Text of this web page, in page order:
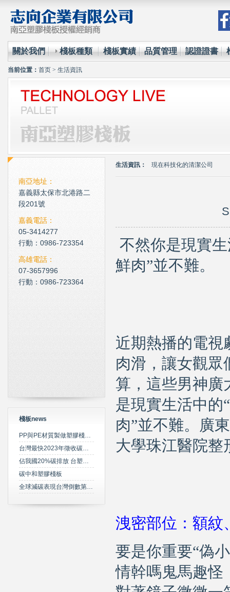
關於我們 棧板種類 棧板實績 品質管理 認證證書
当前位置： 首页 > 生活資訊
南亞地址：
嘉義縣太保市北港路二
段201號
嘉義電話：
05-3414277
行動：0986-723354
高雄電話：
07-3657996
行動：0986-723364
棧板news
PP與PE材質製做塑膠棧板之特性比較
台灣最快2023年徵收碳費 擬定期調升費率
佔我國20%碳排放 台塑規劃2050年達成淨零碳排
碳中和塑膠棧板
全球減碳表現台灣倒數第三 綠委年底提「氣候變遷法」草案雪恥
生活資訊：
現在科技化的清潔公司
雲南臘肉的醃製介紹
環保材質的使用已經成為全
現在科技化的清潔公司
雲南臘肉的醃製介紹
心肌梗塞拍打手肘傳言是假
不然你是現實
鮮肉”並不難。
近期熱播的電視
肉滑，讓女觀眾
算，這些男神廣
是現實生活中的“
肉”並不難。廣
大學珠江醫院整
洩密部位： 額紋
要是你重要“偽
情幹嗎鬼馬趣怪